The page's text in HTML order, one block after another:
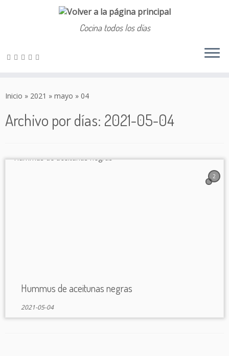
Cocina todos los días
Inicio » 2021 » mayo » 04
Archivo por días: 2021-05-04
2
Hummus de aceitunas negras
2021-05-04